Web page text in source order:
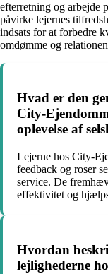
efterretning og arbejde
påvirke lejernes
indsats for at forbedre
omdømme og
Hvad er den
City-
oplevelse af
Lejerne hos City-
feedback og roser
service. De
effektivitet og
Hvordan
lejlighederne